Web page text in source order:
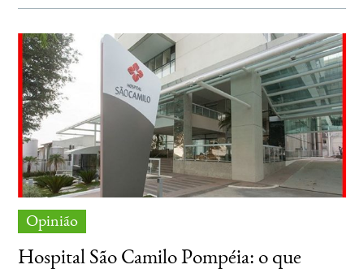
Opinião
Hospital São Camilo Pompéia: o que